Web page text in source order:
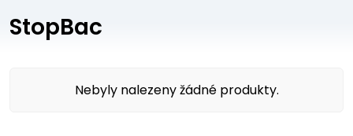
StopBac
Nebyly nalezeny žádné produkty.